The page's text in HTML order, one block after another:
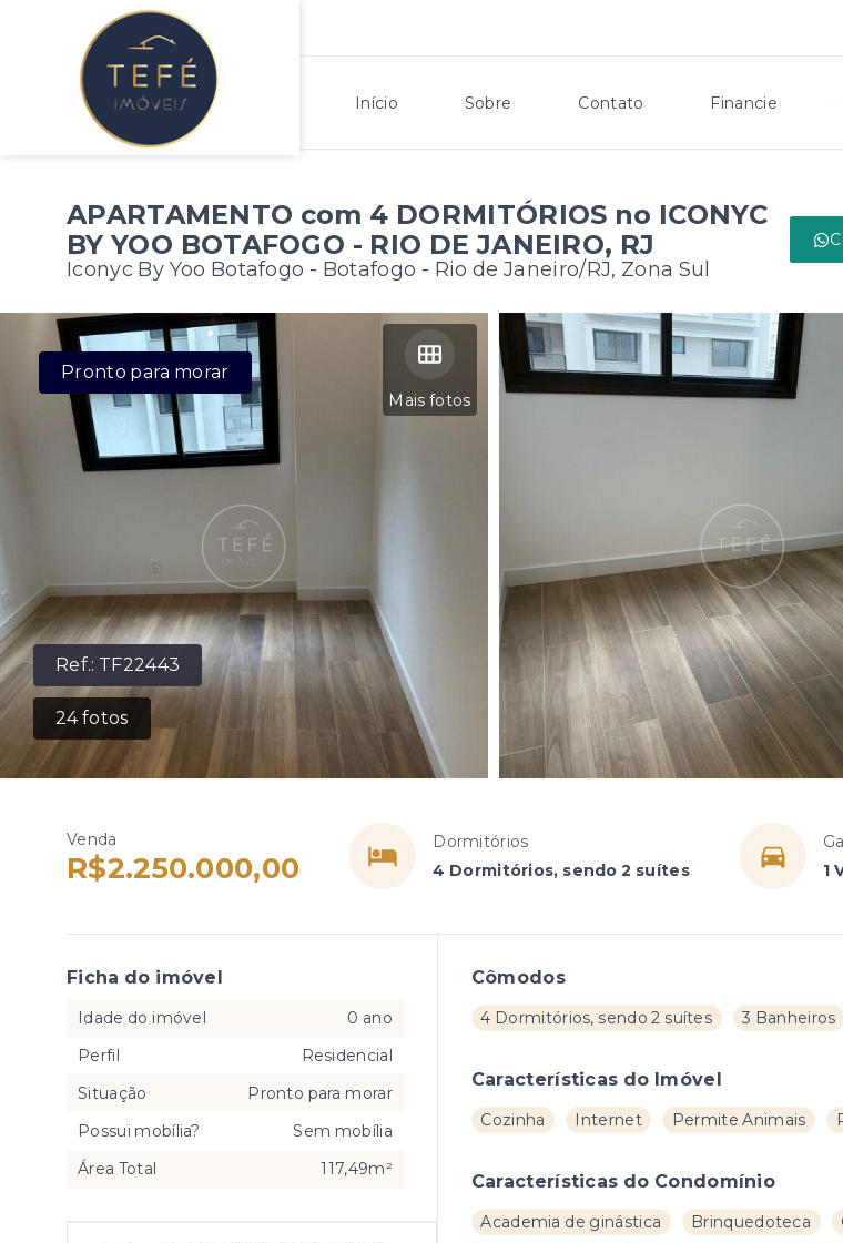
Início Sobre Contato Financie
APARTAMENTO com 4 DORMITÓRIOS no ICONYC
BY YOO BOTAFOGO - RIO DE JANEIRO, RJ
Iconyc By Yoo Botafogo - Botafogo - Rio de Janeiro/RJ, Zona Sul
Ref.: TF22443
24fotos
Mais fotos
Pronto para morar
Venda
R$2.250.000,00
Dormitórios
4 Dormitórios, sendo 2 suítes
1
Cômodos
4 Dormitórios, sendo 2 suítes 3 Banheiros
Características do Imóvel
Cozinha Internet Permite Animais
Características do Condomínio
Academia de ginástica Brinquedoteca
Ficha do imóvel
Idade do imóvel
0 ano
Perfil
Residencial
Situação
Pronto para morar
Possui mobília?
Sem mobília
Área Total
117,49m²